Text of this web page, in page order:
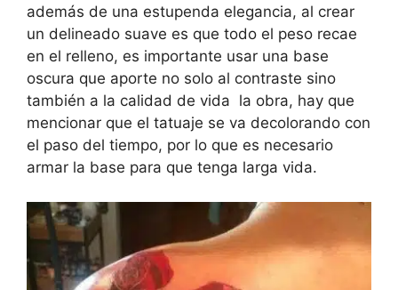
además de una estupenda elegancia, al crear
un delineado suave es que todo el peso recae
en el relleno, es importante usar una base
oscura que aporte no solo al contraste sino
también a la calidad de vida la obra, hay que
mencionar que el tatuaje se va decolorando con
el paso del tiempo, por lo que es necesario
armar la base para que tenga larga vida.